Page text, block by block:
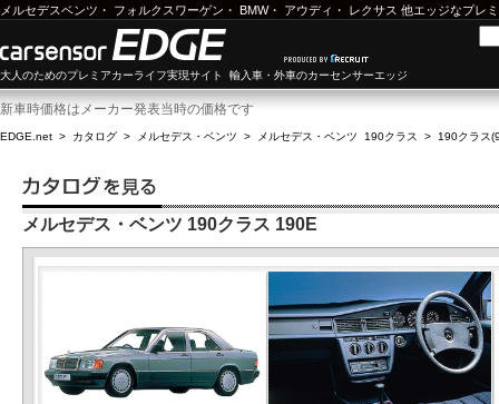
メルセデスベンツ ・ フォルクスワーゲン ・ BMW・ アウディ ・ レクサス 他エッジなプレ
大人のためのプレミアカーライフ実現サイト 輸入車・外車のカーセンサーエッジ
新車時価格はメーカー発表当時の価格です
EDGE.net > カタログ > メルセデス・ベンツ > メルセデス・ベンツ 190クラス > 190クラス
メルセデス・ベンツ 190クラス 190E